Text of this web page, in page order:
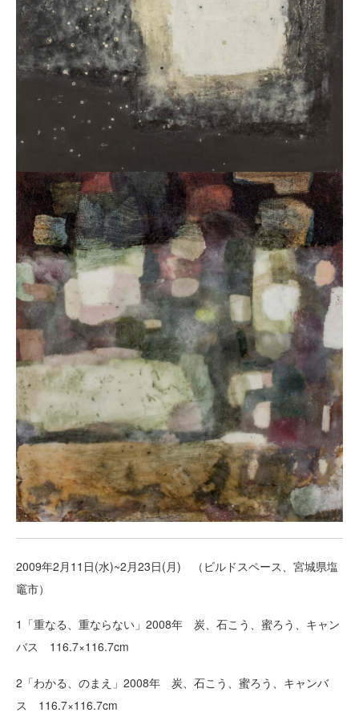
2009年2月11日(水)~2月23日(月) （ビルドスペース、宮城県塩
竈市）
1「重なる、重ならない」2008年 炭、石こう、蜜ろう、キャン
バス 116.7×116.7cm
2「わかる、のまえ」2008年 炭、石こう、蜜ろう、キャンバ
ス 116.7×116.7cm